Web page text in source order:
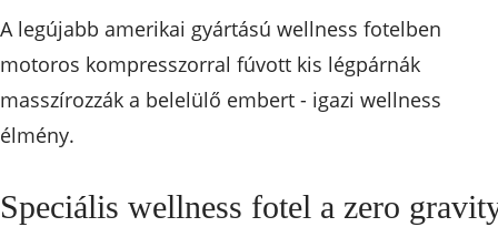
A legújabb amerikai gyártású wellness fotelben
motoros kompresszorral fúvott kis légpárnák
masszírozzák a belelülő embert - igazi wellness
élmény.
Speciális wellness fotel a zero